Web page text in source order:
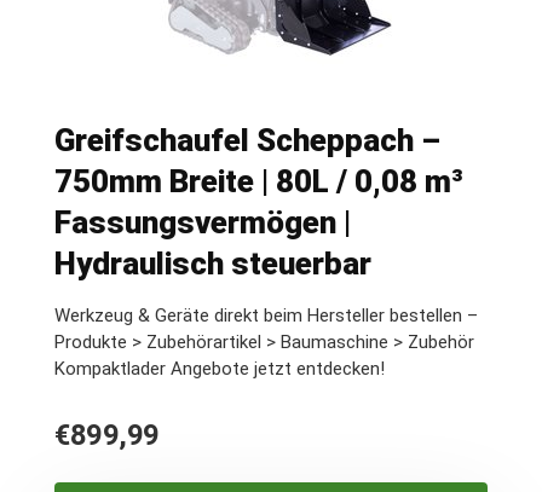
Greifschaufel Scheppach –
750mm Breite | 80L / 0,08 m³
Fassungsvermögen |
Hydraulisch steuerbar
Werkzeug & Geräte direkt beim Hersteller bestellen –
Produkte > Zubehörartikel > Baumaschine > Zubehör
Kompaktlader Angebote jetzt entdecken!
€899,99